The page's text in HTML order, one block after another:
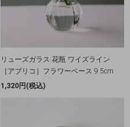
リューズガラス 花瓶 ワイズライン
［アブリコ］フラワーベース 9.5cm
1,320円(税込)